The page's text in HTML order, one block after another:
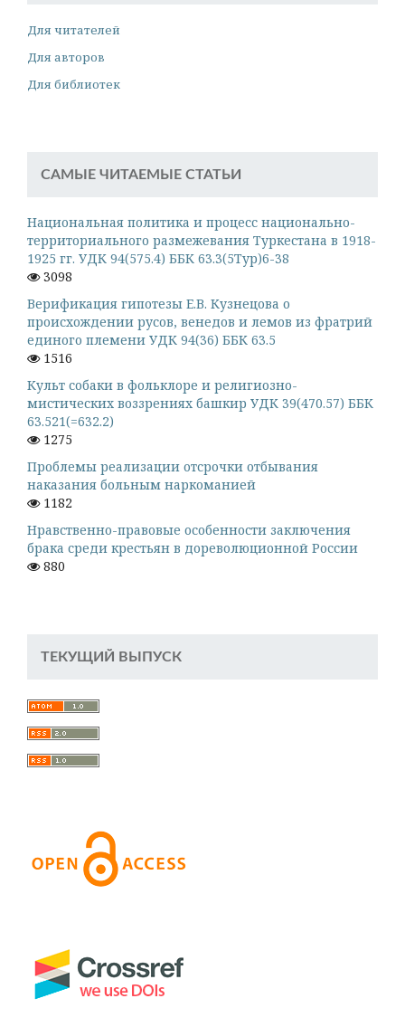
Для читателей
Для авторов
Для библиотек
САМЫЕ ЧИТАЕМЫЕ СТАТЬИ
Национальная политика и процесс национально-
территориального размежевания Туркестана в 1918-
1925 гг. УДК 94(575.4) ББК 63.3(5Тур)6-38
3098
Верификация гипотезы Е.В. Кузнецова о
происхождении русов, венедов и лемов из фратрий
единого племени УДК 94(36) ББК 63.5
1516
Культ собаки в фольклоре и религиозно-
мистических воззрениях башкир УДК 39(470.57) ББК
63.521(=632.2)
1275
Проблемы реализации отсрочки отбывания
наказания больным наркоманией
1182
Нравственно-правовые особенности заключения
брака среди крестьян в дореволюционной России
880
ТЕКУЩИЙ ВЫПУСК